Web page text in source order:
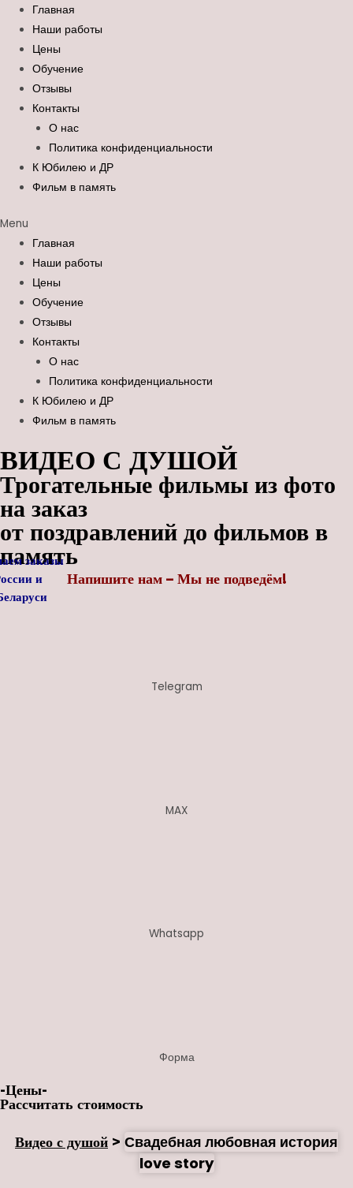
Перейти
содержимому
Главная
Наши работы
Цены
Обучение
Отзывы
Контакты
О нас
Политика конфиденциальности
К Юбилею и ДР
Фильм в память
Menu
Главная
Наши работы
Цены
Обучение
Отзывы
Контакты
О нас
Политика конфиденциальности
К Юбилею и ДР
Фильм в память
ВИДЕО С ДУШОЙ
Трогательные фильмы из фото
на заказ
от поздравлений до фильмов в
память
заказы
и
Напишите нам – Мы не подведём!
Telegram
MAX
Whatsapp
Форма
-Цены-
Рассчитать стоимость
Видео с душой > Свадебная любовная история
love story
Search
for: